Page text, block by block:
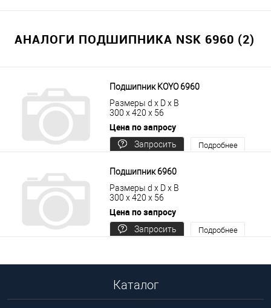
АНАЛОГИ ПОДШИПНИКА NSK 6960 (2)
Подшипник KOYO 6960
Размеры d x D x B
300 x 420 x 56
Цена по запросу
Запросить
Подробнее
Подшипник 6960
Размеры d x D x B
300 x 420 x 56
Цена по запросу
Запросить
Подробнее
Каталог